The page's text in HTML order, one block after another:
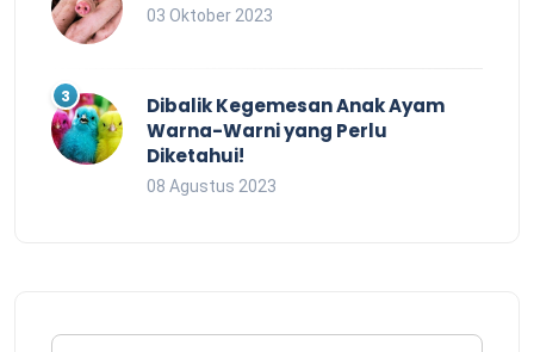
03 Oktober 2023
Dibalik Kegemesan Anak Ayam
Warna-Warni yang Perlu
Diketahui!
08 Agustus 2023